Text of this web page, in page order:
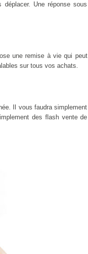
Une réponse sous
une remise à vie qui peut
sur tous vos achats.
Il vous faudra simplement
des flash vente de